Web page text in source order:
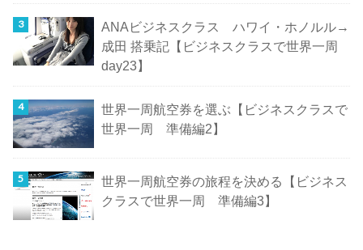
ANAビジネスクラス ハワイ・ホノルル→
成田 搭乗記【ビジネスクラスで世界一周
day23】
世界一周航空券を選ぶ【ビジネスクラスで
世界一周 準備編2】
世界一周航空券の旅程を決める【ビジネス
クラスで世界一周 準備編3】